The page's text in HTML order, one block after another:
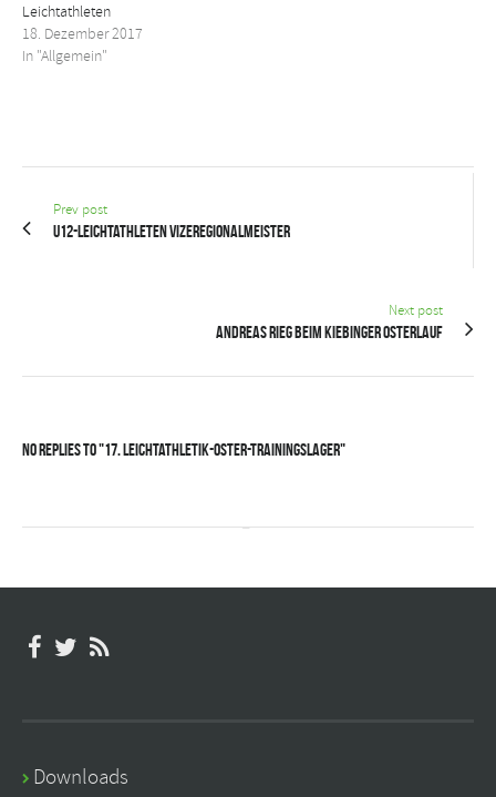
Leichtathleten
18. Dezember 2017
In "Allgemein"
Prev post
U12-Leichtathleten Vizeregionalmeister
Next post
Andreas Rieg beim Kiebinger Osterlauf
No Replies to "17. Leichtathletik-Oster-Trainingslager"
Downloads